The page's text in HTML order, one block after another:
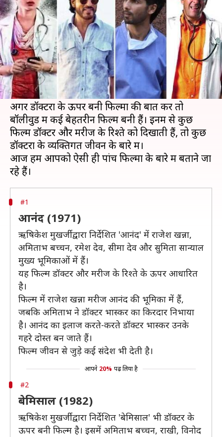
लेखन प्रदीप मौर्य Sep 22, 2020 09:25 am
क्या है खबर?
बॉलीवुड में हर साल सैकड़ों फिल्में अलग-अलग विषयों पर
बनती हैं। किसी फिल्म में हीरो इंजीनियर, किसान,
बिजनेसमैन बनता है, तो किसी में डॉक्टर बनता है।
अगर डॉक्टरों के ऊपर बनी फिल्मों की बात करें तो
बॉलीवुड में कई बेहतरीन फिल्में बनी हैं। इनमें से कुछ
फिल्में डॉक्टर और मरीज के रिश्ते को दिखाती हैं, तो कुछ
डॉक्टरों के व्यक्तिगत जीवन के बारे में।
आज हम आपको ऐसी ही पांच फिल्मों के बारे में बताने जा
#1
आनंद (1971)
ऋषिकेश मुखर्जी द्वारा निर्देशित 'आनंद' में राजेश खन्ना,
अमिताभ बच्चन, रमेश देव, सीमा देव और सुमिता सान्याल
मुख्य भूमिकाओं में हैं।
यह फिल्म डॉक्टर और मरीज के रिश्ते के ऊपर आधारित
है।
फिल्म में राजेश खन्ना मरीज आनंद की भूमिका में हैं,
जबकि अमिताभ ने डॉक्टर भास्कर का किरदार निभाया
है। आनंद का इलाज करते-करते डॉक्टर भास्कर उनके
गहरे दोस्त बन जाते हैं।
फिल्म जीवन से जुड़े कई संदेश भी देती है।
आपने 20% पढ़ लिया है
#2
बेमिसाल (1982)
ऋषिकेश मुखर्जी द्वारा निर्देशित 'बेमिसाल' भी डॉक्टर के
ऊपर बनी फिल्म है। इसमें अमिताभ बच्चन, राखी, विनोद